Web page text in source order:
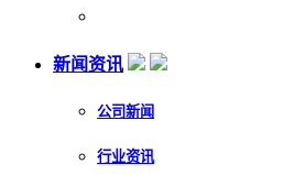
新闻资讯
公司新闻
行业资讯